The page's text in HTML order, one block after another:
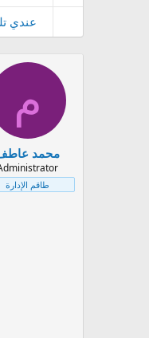
عندي
م
محمد
طاقم الإدارة